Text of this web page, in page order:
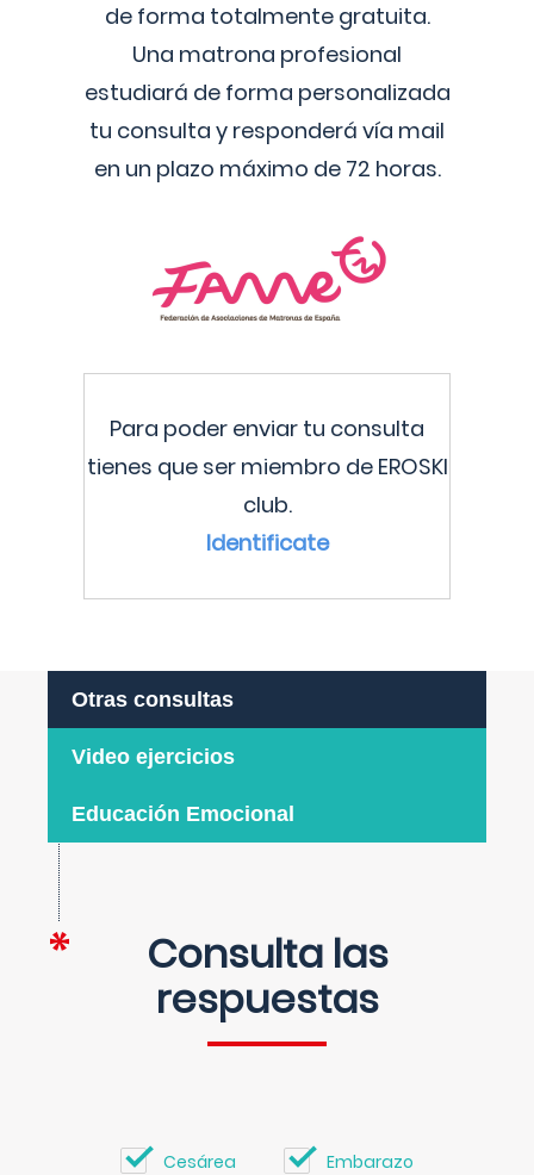
de forma totalmente gratuita.
Una matrona profesional
estudiará de forma personalizada
tu consulta y responderá vía mail
en un plazo máximo de 72 horas.
Para poder enviar tu consulta
tienes que ser miembro de EROSKI
club.
Identificate
Otras consultas
Video ejercicios
Educación Emocional
Consulta las
respuestas
Cesárea Embarazo